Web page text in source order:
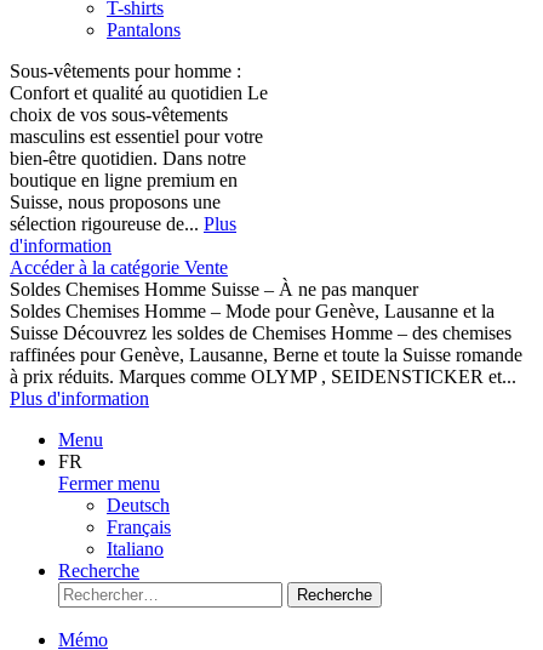
T-shirts
Pantalons
Sous-vêtements pour homme :
Confort et qualité au quotidien Le
choix de vos sous-vêtements
masculins est essentiel pour votre
bien-être quotidien. Dans notre
boutique en ligne premium en
Suisse, nous proposons une
sélection rigoureuse de... Plus
d'information
Accéder à la catégorie Vente
Soldes Chemises Homme Suisse – À ne pas manquer
Soldes Chemises Homme – Mode pour Genève, Lausanne et la
Suisse Découvrez les soldes de Chemises Homme – des chemises
raffinées pour Genève, Lausanne, Berne et toute la Suisse romande
à prix réduits. Marques comme OLYMP , SEIDENSTICKER et...
Plus d'information
Menu
FR
Fermer menu
Deutsch
Français
Italiano
Recherche
Recherche
Mémo